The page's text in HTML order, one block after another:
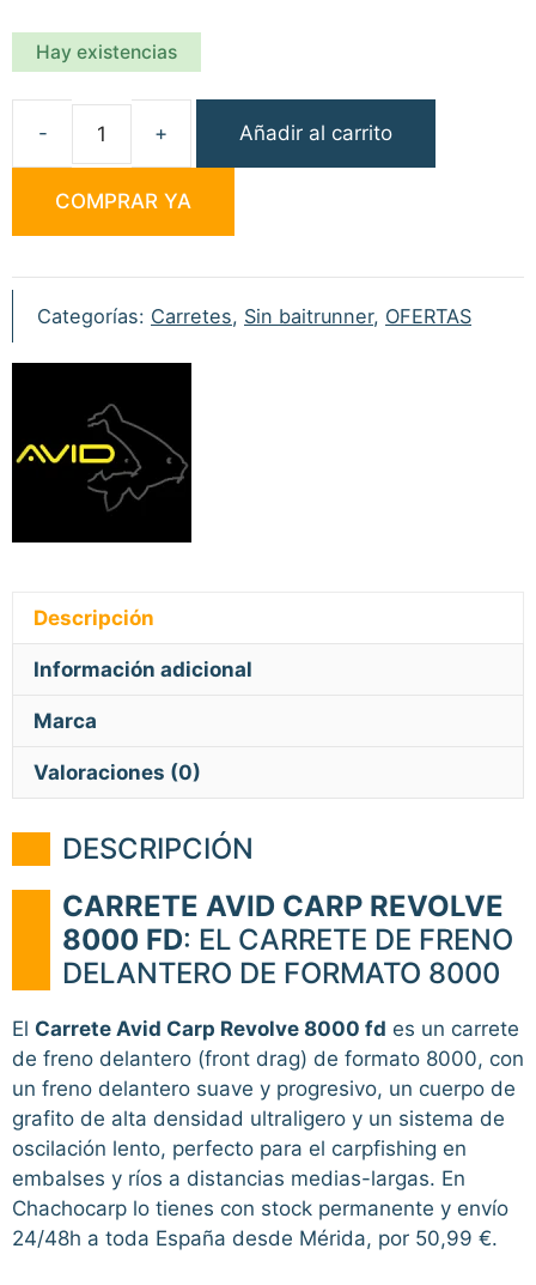
Hay existencias
Carrete
Carp
Revolve
cantidad
Añadir al carrito
COMPRAR YA
Categorías: Carretes, Sin baitrunner, OFERTAS
Descripción
Información adicional
Marca
Valoraciones (0)
DESCRIPCIÓN
CARRETE AVID CARP REVOLVE
8000 FD: EL CARRETE DE FRENO
DELANTERO DE FORMATO 8000
El Carrete Avid Carp Revolve 8000 fd es un carrete
de freno delantero (front drag) de formato 8000, con
un freno delantero suave y progresivo, un cuerpo de
grafito de alta densidad ultraligero y un sistema de
oscilación lento, perfecto para el carpfishing en
embalses y ríos a distancias medias-largas. En
Chachocarp lo tienes con stock permanente y envío
24/48h a toda España desde Mérida, por 50,99 €.